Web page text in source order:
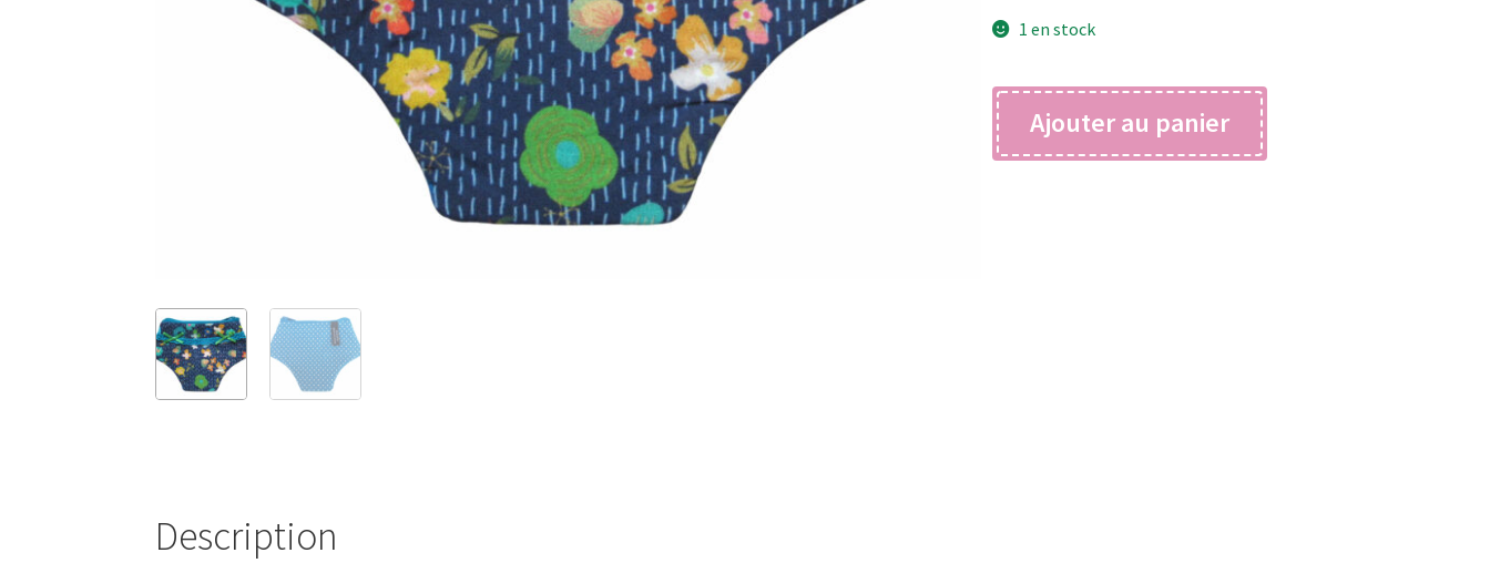
1 en stock
quantité
de
pauline
Ajouter au panier
Description